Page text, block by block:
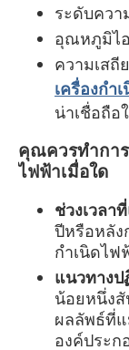
ระดับควา
อุณหภูมิไอ
ความเสถี
เครื่องกำ
น่าเชื่อถือ
คุณควรทำกา
ไฟฟ้าเมื่อใด
ช่วงเวลา
ปีหรือหลัง
กำเนิดไฟ
แนวทาง
น้อยหนึ่งสั
ผลลัพธ์ที่
องค์ประก